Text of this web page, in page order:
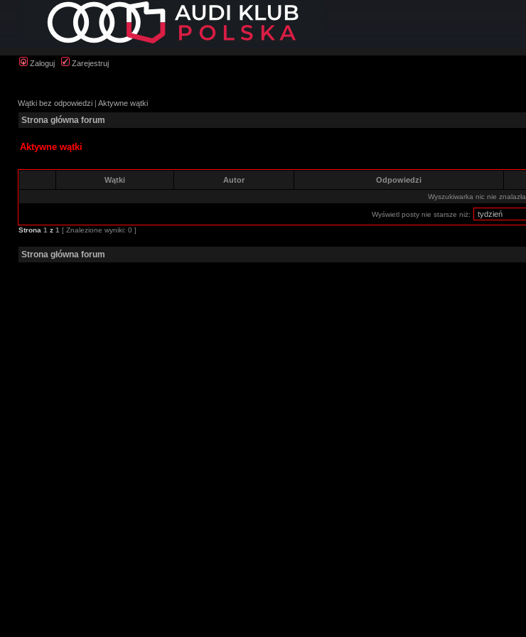
Zaloguj Zarejestruj
Wątki bez odpowiedzi | Aktywne wątki
Strona główna forum
Aktywne wątki
Wątki Autor Odpowiedzi
Wyszukiwarka nic nie znalazła.
Wyświetl posty nie starsze niż:
Strona 1 z 1 [ Znalezione wyniki: 0 ]
Strona główna forum